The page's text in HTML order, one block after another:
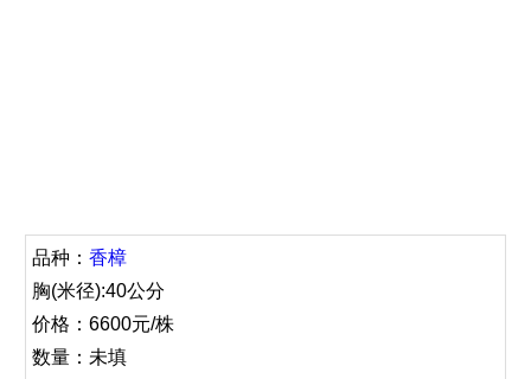
品种： 香樟
胸(米径):40公分
价格：6600元/株
数量：未填